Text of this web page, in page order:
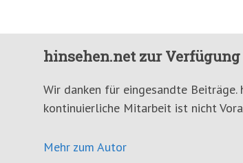
hinsehen.net zur
Wir danken für eingesandte
kontinuierliche Mitarbeit ist nicht
Mehr zum Autor